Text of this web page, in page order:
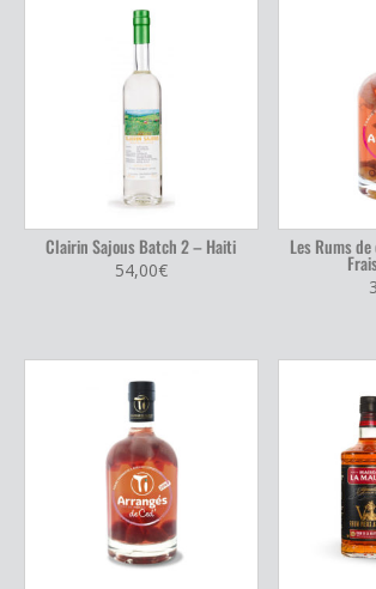
Clairin Sajous Batch 2 – Haiti
54,00€
Les Rums